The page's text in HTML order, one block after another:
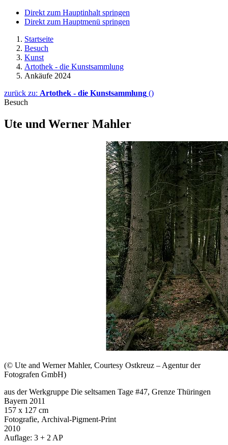
Direkt zum Hauptinhalt springen
Direkt zum Hauptmenü springen
Startseite
Besuch
Kunst
Artothek - die Kunstsammlung
Ankäufe 2024
zurück zu: Artothek - die Kunstsammlung ()
Besuch
Ute und Werner Mahler
(© Ute and Werner Mahler, Courtesy Ostkreuz – Agentur der
Fotografen GmbH)
aus der Werkgruppe Die seltsamen Tage #47, Grenze Thüringen
Bayern 2011
157 x 127 cm
Fotografie, Archival-Pigment-Print
2010
Auflage: 3 + 2 AP